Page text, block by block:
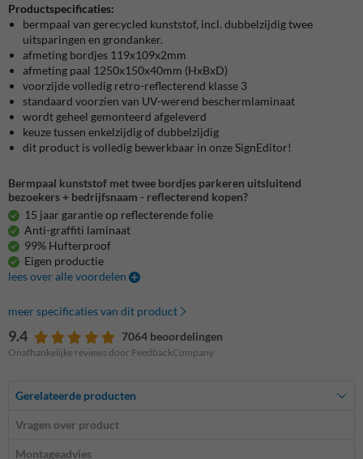
Productspecificaties:
bermpaal van gerecycled kunststof, incl. dubbelzijdig twee
uitsparingen en grondanker.
afmeting bordjes 119x109x2mm
afmeting paal 1250x150x40mm (HxBxD)
voorzijde volledig retro-reflecterend klasse 3
standaard voorzien van UV-werend beschermlaminaat
wordt geheel gemonteerd afgeleverd
keuze tussen enkelzijdig of dubbelzijdig
dit product is volledig bewerkbaar in onze SignEditor!
Bermpaal kunststof met twee bordjes parkeren uitsluitend
bezoekers + bedrijfsnaam - reflecterend kopen?
15 jaar garantie op reflecterende folie
Anti-graffiti laminaat
99% Hufterproof
Eigen productie
lees over alle voordelen
meer specificaties van dit product
9.4 7064 beoordelingen
Onafhankelijke reviews door FeedbackCompany
Gerelateerde producten
Vragen over product
Montageadvies